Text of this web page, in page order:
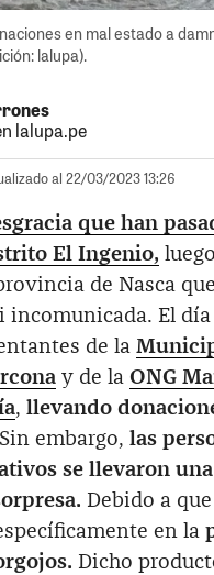
en mal estado a
lalupa).
lalupa.pe
al 22/03/2023 13:26
que han
El Ingenio,
de Nasca
incomunicada. El día
de la
y de la ONG
, llevando
Sin embargo, las
se llevaron una
Debido a
en la
Dicho